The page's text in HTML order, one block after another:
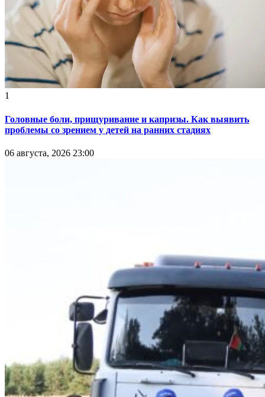
1
Головные боли, прищуривание и капризы. Как выявить
проблемы со зрением у детей на ранних стадиях
06 августа, 2026 23:00